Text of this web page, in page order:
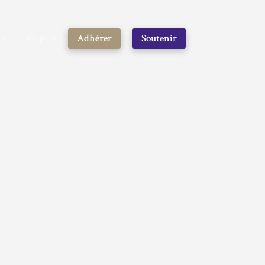
Projet et TravauxAdhérer Soutenir